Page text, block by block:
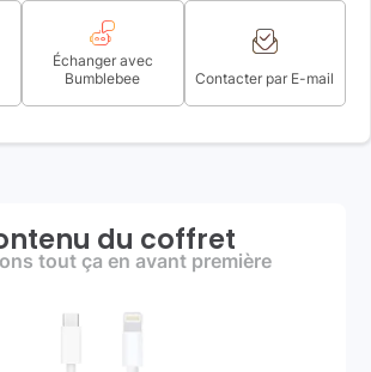
Échanger avec
Bumblebee
Contacter par E-mail
du coffret
tout ça en avant première